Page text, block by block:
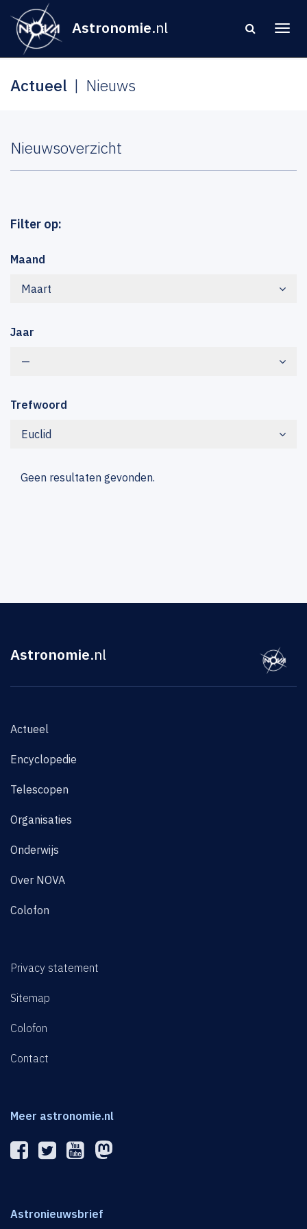
Astronomie.nl
Actueel Nieuws
Nieuwsoverzicht
Filter op:
Maand
Maart
Jaar
—
Trefwoord
Euclid
Geen resultaten gevonden.
Astronomie.nl
Actueel
Encyclopedie
Telescopen
Organisaties
Onderwijs
Over NOVA
Colofon
Privacy statement
Sitemap
Colofon
Contact
Meer astronomie.nl
Astronieuwsbrief